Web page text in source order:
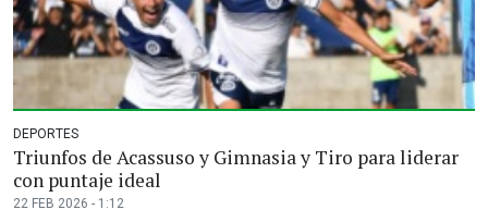
DEPORTES
Triunfos de Acassuso y Gimnasia y Tiro para liderar
con puntaje ideal
22 FEB 2026 - 1:12